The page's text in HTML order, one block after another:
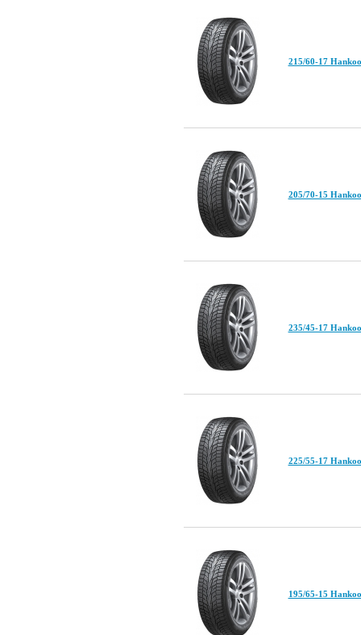
215/60-17
205/70-15
235/45-17
225/55-17
195/65-15